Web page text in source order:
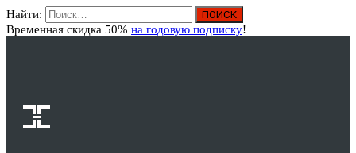
Найти:
Временная скидка 50% на годовую подписку!